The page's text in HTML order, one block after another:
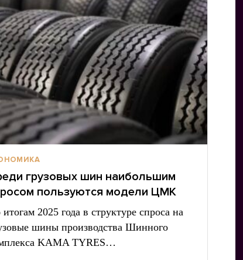
грузовых шин наибольшим
пользуются модели ЦМК
2025 года в структуре спроса на
шины производства Шинного
KAMA TYRES…